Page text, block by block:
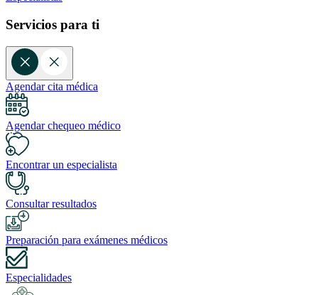
Servicios para ti
Agendar cita médica
Agendar chequeo médico
Encontrar un especialista
Consultar resultados
Preparación para exámenes médicos
Especialidades